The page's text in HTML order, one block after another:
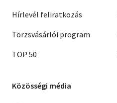
Hírlevél feliratkozás
Törzsvásárlói program
TOP 50
Közösségi média